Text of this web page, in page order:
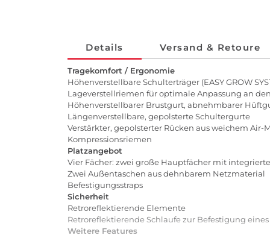
Details Versand & Retoure
Tragekomfort / Ergonomie
Höhenverstellbare Schulterträger (EASY GROW
Lageverstellriemen für optimale Anpassung an
Höhenverstellbarer Brustgurt, abnehmbarer
Längenverstellbare, gepolsterte Schultergurte
Verstärkter, gepolsterter Rücken aus weichem
Kompressionsriemen
Platzangebot
Vier Fächer: zwei große Hauptfächer mit
Zwei Außentaschen aus dehnbarem Netzmaterial
Befestigungsstraps
Sicherheit
Retroreflektierende Elemente
Retroreflektierende Schlaufe zur Befestigung
Weitere Features